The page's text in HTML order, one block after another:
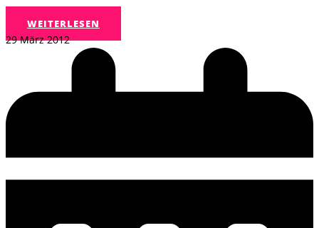
WEITERLESEN
29 März 2012